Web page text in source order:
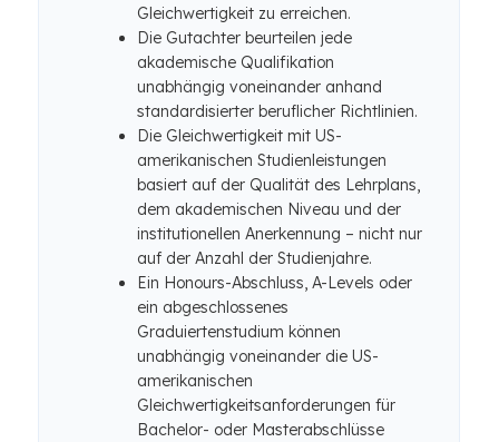
Gleichwertigkeit zu erreichen.
Die Gutachter beurteilen jede
akademische Qualifikation
unabhängig voneinander anhand
standardisierter beruflicher Richtlinien.
Die Gleichwertigkeit mit US-
amerikanischen Studienleistungen
basiert auf der Qualität des Lehrplans,
dem akademischen Niveau und der
institutionellen Anerkennung – nicht nur
auf der Anzahl der Studienjahre.
Ein Honours-Abschluss, A-Levels oder
ein abgeschlossenes
Graduiertenstudium können
unabhängig voneinander die US-
amerikanischen
Gleichwertigkeitsanforderungen für
Bachelor- oder Masterabschlüsse